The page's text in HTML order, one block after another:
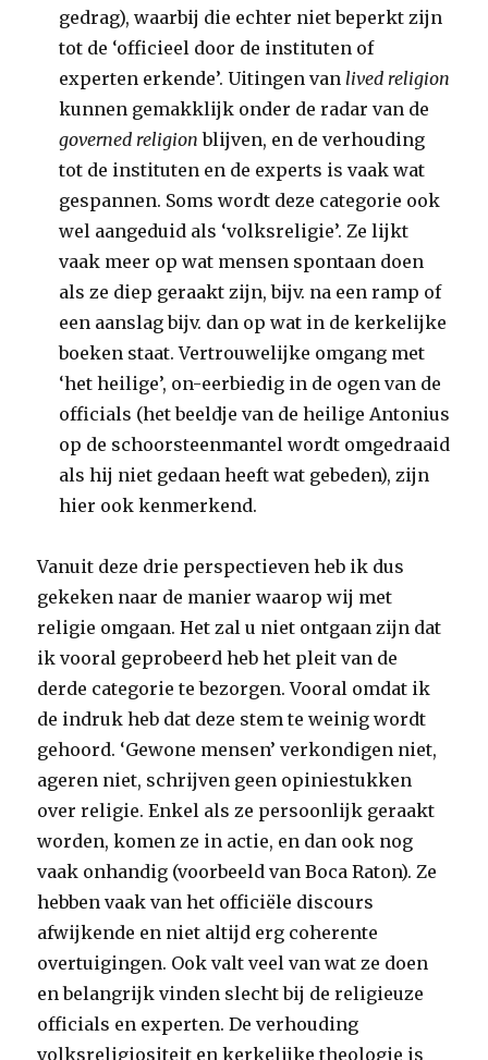
gedrag), waarbij die echter niet beperkt zijn
tot de ‘officieel door de instituten of
experten erkende’. Uitingen vanlived religion
kunnen gemakklijk onder de radar van de
governed religion blijven, en de verhouding
tot de instituten en de experts is vaak wat
gespannen. Soms wordt deze categorie ook
wel aangeduid als ‘volksreligie’. Ze lijkt
vaak meer op wat mensen spontaan doen
als ze diep geraakt zijn, bijv. na een ramp of
een aanslag bijv. dan op wat in de kerkelijke
boeken staat. Vertrouwelijke omgang met
‘het heilige’, on-eerbiedig in de ogen van de
officials (het beeldje van de heilige Antonius
op de schoorsteenmantel wordt omgedraaid
als hij niet gedaan heeft wat gebeden), zijn
hier ook kenmerkend.
Vanuit deze drie perspectieven heb ik dus
gekeken naar de manier waarop wij met
religie omgaan. Het zal u niet ontgaan zijn dat
ik vooral geprobeerd heb het pleit van de
derde categorie te bezorgen. Vooral omdat ik
de indruk heb dat deze stem te weinig wordt
gehoord. ‘Gewone mensen’ verkondigen niet,
ageren niet, schrijven geen opiniestukken
over religie. Enkel als ze persoonlijk geraakt
worden, komen ze in actie, en dan ook nog
vaak onhandig (voorbeeld van Boca Raton). Ze
hebben vaak van het officiële discours
afwijkende en niet altijd erg coherente
overtuigingen. Ook valt veel van wat ze doen
en belangrijk vinden slecht bij de religieuze
officials en experten. De verhouding
volksreligiositeit en kerkelijke theologie is